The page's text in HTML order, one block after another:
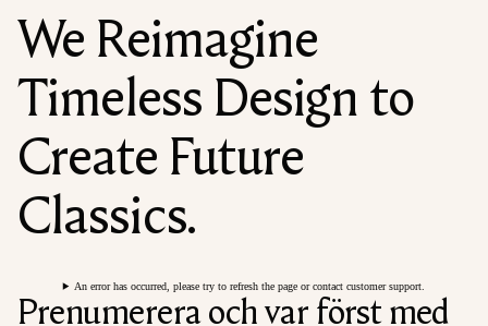
We Reimagine
Timeless Design to
Create Future
Classics.
An error has occurred, please try to refresh the page or contact customer support.
Prenumerera och var först med